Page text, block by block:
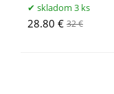
skladom 3 ks
28.80 € 32 €